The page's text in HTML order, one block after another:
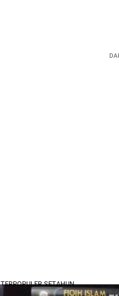
TERPOPULER SETAHUN